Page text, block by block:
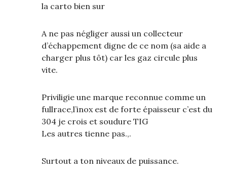
la carto bien sur
A ne pas négliger aussi un collecteur
d’échappement digne de ce nom (sa aide a
charger plus tôt) car les gaz circule plus
vite.
Priviligie une marque reconnue comme un
fullrace,l’inox est de forte épaisseur c’est du
304 je crois et soudure TIG
Les autres tienne pas.,.
Surtout a ton niveaux de puissance.